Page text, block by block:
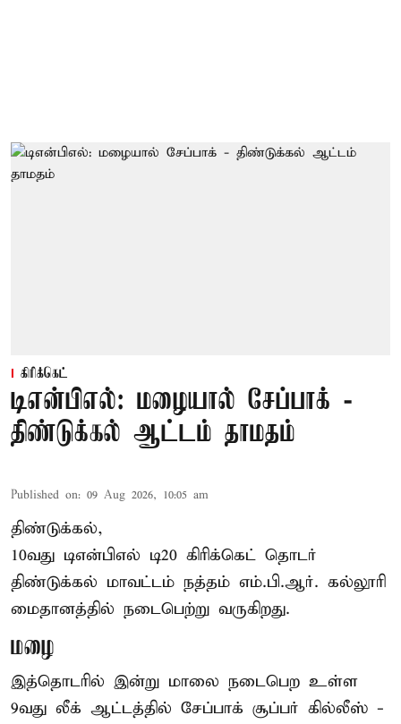
கிரிக்கெட்
டிஎன்பிஎல்: மழையால் சேப்பாக் -
திண்டுக்கல் ஆட்டம் தாமதம்
Published on: 09 Aug 2026, 10:05 am
திண்டுக்கல்,
10வது டிஎன்பிஎல் டி20 கிரிக்கெட் தொடர்
திண்டுக்கல் மாவட்டம் நத்தம் எம்.பி.ஆர். கல்லூரி
மைதானத்தில் நடைபெற்று வருகிறது.
மழை
இத்தொடரில் இன்று மாலை நடைபெற உள்ள
9வது லீக் ஆட்டத்தில் சேப்பாக் சூப்பர் கில்லீஸ் -